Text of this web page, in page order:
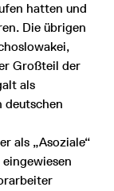
hatten und
Die übrigen
Großteil der
als
deutschen
als „Asoziale“